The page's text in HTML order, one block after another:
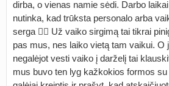
dirba, o vienas namie sėdi. Darbo
nutinka, kad trūksta personalo arba
serga 🤦‍♀️ Už vaiko sirgimą tai tikrai
pas mus, nes laiko vietą tam vaikui. O
negalėjot vesti vaiko į darželį tai
mus buvo ten lyg kažkokios formos